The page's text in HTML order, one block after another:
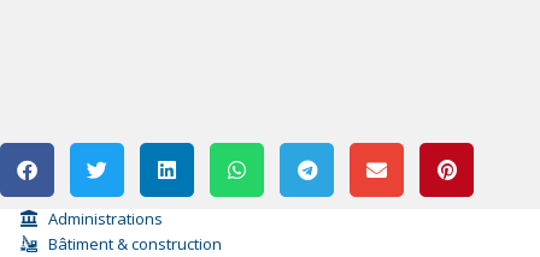
Administrations
Bâtiment & construction